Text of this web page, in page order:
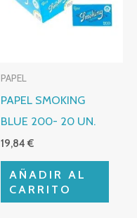
PAPEL
PAPEL SMOKING
BLUE 200- 20 UN.
19,84€
AÑADIR AL
CARRITO